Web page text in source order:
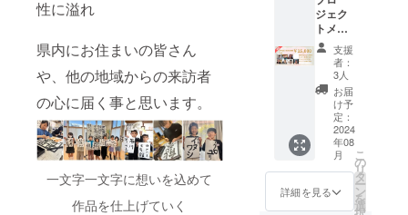
性に溢れ
県内にお住まいの皆さん
や、他の地域からの来訪者
の心に届く事と思います。
一文字一文字に想いを込めて
作品を仕上げていく
【作品
出品要
項】 出
品方法
につい
ては下
記URL
にアク
セスの
うえ詳
細ご確
認くだ
さい。
フレッ
トに掲
載(任意)
・書道
家が希
望の言
葉を色
紙に書
いて送
付いた
しま
す。(必
須) ＜備
ジェク
トメン
バーの
先生た
ちと６
０分オ
ンライ
ンで戯
れる事
が出来
す。
複数の
先生か
支援
者：
3人
お届
け予
定：
2024
年08
月
詳細を見る
こ
の
リ
タ
ー
ン
を
選